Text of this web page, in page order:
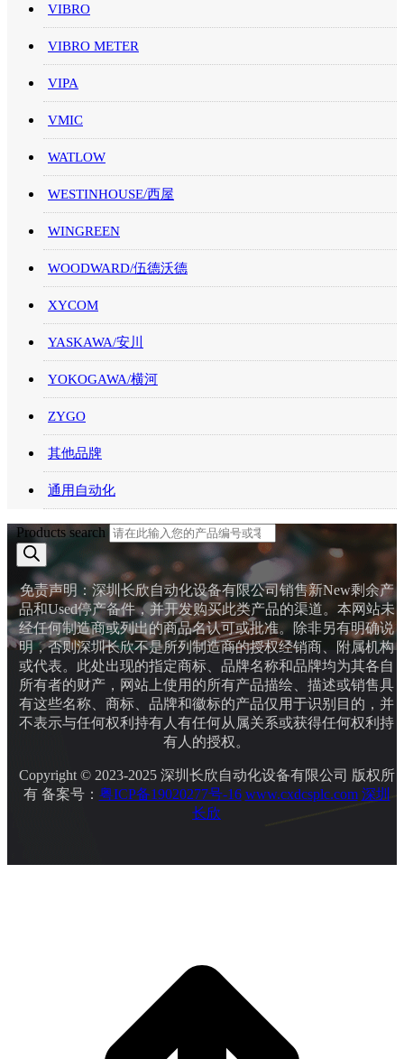
VIBRO
VIBRO METER
VIPA
VMIC
WATLOW
WESTINHOUSE/西屋
WINGREEN
WOODWARD/伍德沃德
XYCOM
YASKAWA/安川
YOKOGAWA/横河
ZYGO
其他品牌
通用自动化
Products search
免责声明：深圳长欣自动化设备有限公司销售新New剩余产
品和Used停产备件，并开发购买此类产品的渠道。本网站未
经任何制造商或列出的商品名认可或批准。除非另有明确说
明，否则深圳长欣不是所列制造商的授权经销商、附属机构
或代表。此处出现的指定商标、品牌名称和品牌均为其各自
所有者的财产，网站上使用的所有产品描绘、描述或销售具
有这些名称、商标、品牌和徽标的产品仅用于识别目的，并
不表示与任何权利持有人有任何从属关系或获得任何权利持
有人的授权。
Copyright © 2023-2025 深圳长欣自动化设备有限公司 版权所
有 备案号： 粤ICP备19020277号-16 www.cxdcsplc.com 深圳
长欣